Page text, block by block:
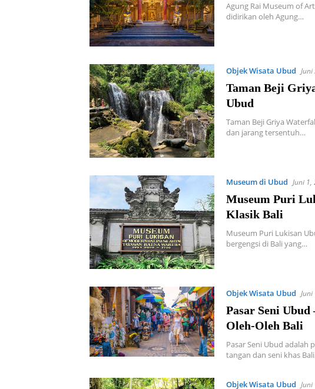
Agung Rai Museum of
didirikan oleh Agung…
Objek Wisata Ubud
Taman Beji
Ubud
Taman Beji Griya
dan jarang tersentuh…
Museum di Ubud Juni 1,
Museum Puri
Klasik Bali
Museum Puri Lukisan
bergengsi di Bali yang…
Objek Wisata Ubud
Pasar Seni
Oleh-Oleh Bali
Pasar Seni Ubud adalah
tangan dan seni khas
Objek Wisata Ubud